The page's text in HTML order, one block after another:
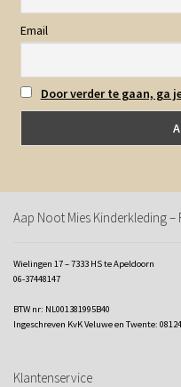
Email
Door verder te gaan, ga
Aap Noot Mies Kinderkleding –
Wielingen 17 – 7333 HS te Apeldoorn
06-37448147
BTW nr: NL001381995B40
Ingeschreven KvK Veluwe en Twente:
Klantenservice